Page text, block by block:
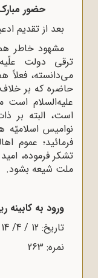
حضور
بعد از تقدیم
مشهود خاطر
ترقی دولت
می‌دانسته، فعلاً
حاضره که بر
علیه‌السلام
است، البته بر
نوامیس
فرمائید؛ عموم
تشکر فرموده،
ملت شیعه بشود.
ورود به کابینه
تاریخ: 12 / 4/ 14
نمره: 263